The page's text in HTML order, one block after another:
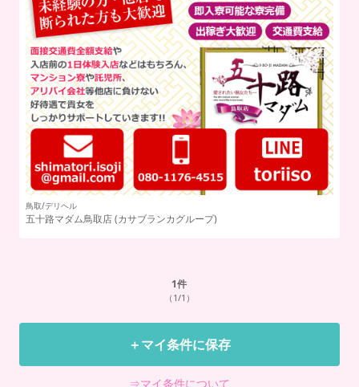
鳥取/デリヘル
五十路マダム鳥取店(カサブランカグループ)
1件
（1/1）
＋マイ条件に保存
⇒マイ条件について